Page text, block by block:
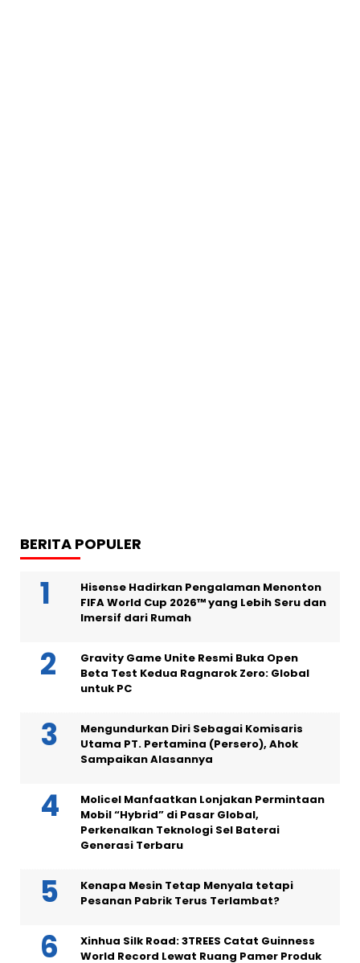
BERITA POPULER
Hisense Hadirkan Pengalaman Menonton
FIFA World Cup 2026™ yang Lebih Seru dan
Imersif dari Rumah
Gravity Game Unite Resmi Buka Open
Beta Test Kedua Ragnarok Zero: Global
untuk PC
Mengundurkan Diri Sebagai Komisaris
Utama PT. Pertamina (Persero), Ahok
Sampaikan Alasannya
Molicel Manfaatkan Lonjakan Permintaan
Mobil “Hybrid” di Pasar Global,
Perkenalkan Teknologi Sel Baterai
Generasi Terbaru
Kenapa Mesin Tetap Menyala tetapi
Pesanan Pabrik Terus Terlambat?
Xinhua Silk Road: 3TREES Catat Guinness
World Record Lewat Ruang Pamer Produk